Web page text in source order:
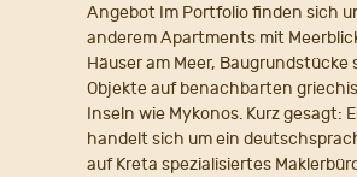
Angebot Im Portfolio finden sich
anderem Apartments mit
Häuser am Meer, Baugrundstücke
Objekte auf benachbarten
Inseln wie Mykonos. Kurz gesagt:
handelt sich um ein
auf Kreta spezialisiertes